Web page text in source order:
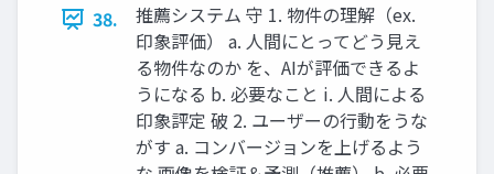
38.
推薦システム 守 1. 物件の理解（ex.
印象評価） a. 人間にとってどう見え
る物件なのか を、AIが評価できるよ
うになる b. 必要なこと i. 人間による
印象評定 破 2. ユーザーの行動をうな
がす a. コンバージョンを上げるよう